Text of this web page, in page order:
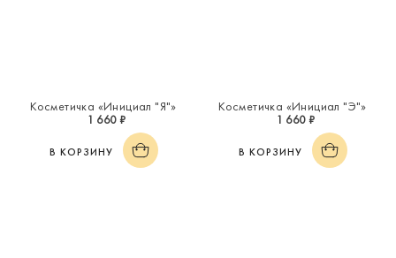
Косметичка «Инициал "Я"»
1 660 ₽
В КОРЗИНУ
Косметичка «Инициал "Э"»
1 660 ₽
В КОРЗИНУ